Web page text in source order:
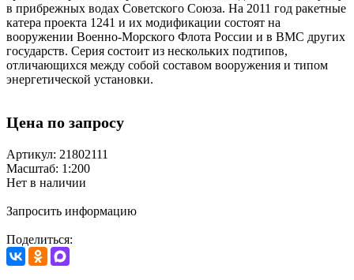
в прибрежных водах Советского Союза. На 2011 год ракетные
катера проекта 1241 и их модификации состоят на
вооружении Военно-Морского Флота России и в ВМС других
государств. Серия состоит из нескольких подтипов,
отличающихся между собой составом вооружения и типом
энергетической установки.
Цена по запросу
Артикул: 21802111
Масштаб: 1:200
Нет в наличии
Запросить информацию
Поделиться: